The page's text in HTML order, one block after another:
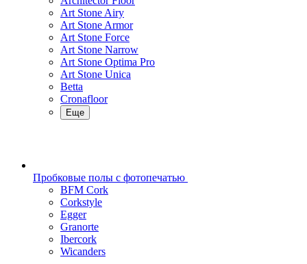
Art Stone Airy
Art Stone Armor
Art Stone Force
Art Stone Narrow
Art Stone Optima Pro
Art Stone Unica
Betta
Cronafloor
Еще
Пробковые полы с фотопечатью
BFM Cork
Corkstyle
Egger
Granorte
Ibercork
Wicanders